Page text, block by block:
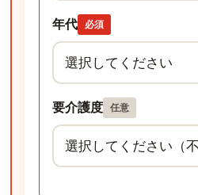
年代 必須
要介護度 任意